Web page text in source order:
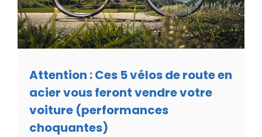
Attention : Ces 5 vélos de route en
acier vous feront vendre votre
voiture (performances
choquantes)